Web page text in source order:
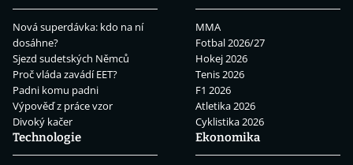
Nová superdávka: kdo na ní
dosáhne?
Sjezd sudetských Němců
Proč vláda zavádí EET?
Padni komu padni
Výpověď z práce vzor
Divoký kačer
MMA
Fotbal 2026/27
Hokej 2026
Tenis 2026
F1 2026
Atletika 2026
Cyklistika 2026
Technologie
Ekonomika